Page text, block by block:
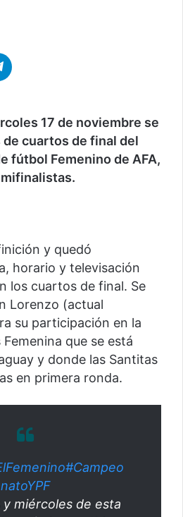
17 de noviembre se
cuartos de final del
fútbol Femenino de AFA,
y quedó
horario y televisación
los cuartos de final. Se
Lorenzo (actual
su participación en la
que se está
y donde las Santitas
en primera ronda.
#Campeo
natoYPF
y miércoles de esta